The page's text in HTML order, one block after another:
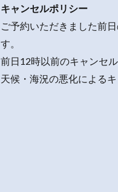
キャンセルポリシー
ご予約いただきました前
す。
前日12時以前のキャンセル
天候・海況の悪化によるキ